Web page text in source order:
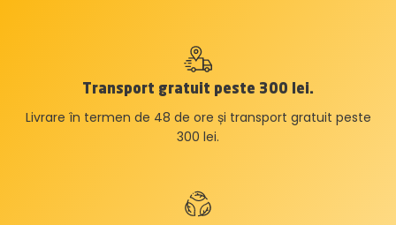
Transport gratuit peste 300 lei.
Livrare în termen de 48 de ore și transport gratuit peste
300 lei.